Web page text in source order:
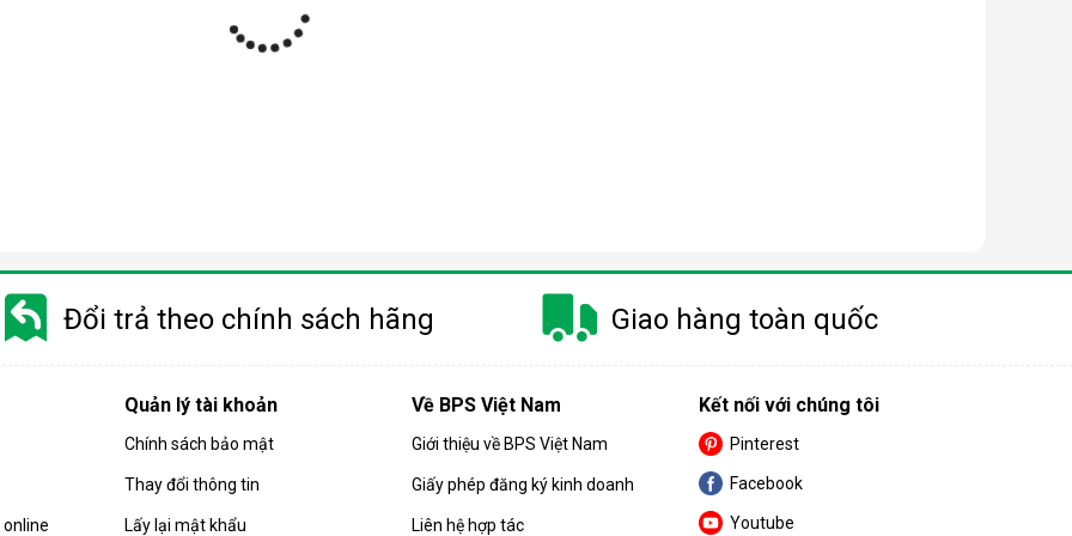
quý khách cần phải cân nhắc kỹ trước khi chọn mua sản phẩm.
hút ẩm của căn phòng. Các sản phẩm
gia đình hiện nay có công suất dao động từ 10 - 50 lít/ngày.
có công suất càng cao. Và ngược lại, diện tích phòng càng nhỏ thì nên chọn máy có công suất càng thấp.
có công suất 10-16 lít/ngày.
có công suất từ 10 - 18 lít/ngày.
Đổi trả theo chính sách hãng Giao hàng toàn quốc
Quản lý tài khoản
Chính sách bảo mật
Thay đổi thông tin
Lấy lại mật khẩu
Về BPS Việt Nam
Giới thiệu về BPS Việt Nam
Giấy phép đăng ký kinh doanh
Liên hệ hợp tác
Kết nối với chúng tôi
Pinterest
Facebook
Youtube